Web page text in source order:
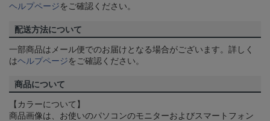
ヘルプページをご確認ください。
配送方法について
一部商品はメール便でのお届けとなる場合がございます。詳しく
はヘルプページをご確認ください。
商品について
【カラーについて】
商品画像は、お使いのパソコンのモニターおよびスマートフォン